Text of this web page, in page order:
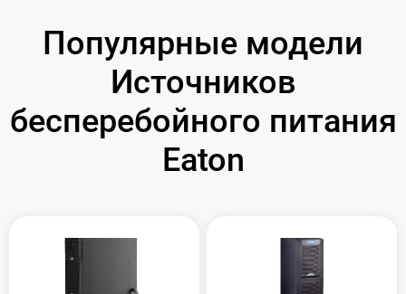
Популярные модели
Источников
бесперебойного питания
Eaton